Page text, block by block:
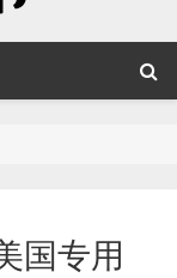
国专用